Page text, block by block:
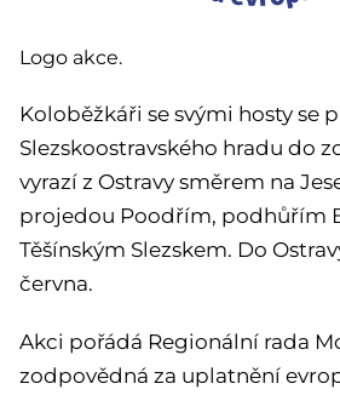
Logo akce.
Koloběžkáři se svými hosty se
Slezskoostravského hradu do
vyrazí z Ostravy směrem na
projedou Poodřím, podhůřím
Těšínským Slezskem. Do
června.
Akci pořádá Regionální rada
zodpovědná za uplatnění